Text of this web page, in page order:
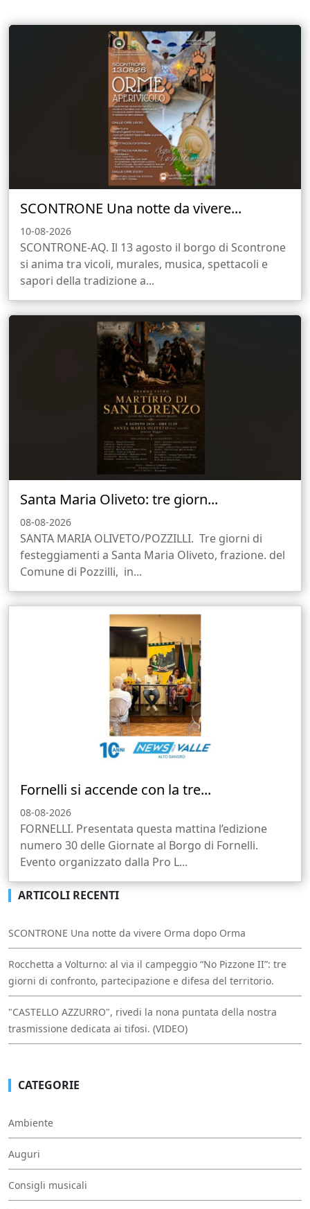
SCONTRONE Una notte da vivere...
10-08-2026
SCONTRONE-AQ. Il 13 agosto il borgo di Scontrone
si anima tra vicoli, murales, musica, spettacoli e
sapori della tradizione a...
Santa Maria Oliveto: tre giorn...
08-08-2026
SANTA MARIA OLIVETO/POZZILLI. Tre giorni di
festeggiamenti a Santa Maria Oliveto, frazione. del
Comune di Pozzilli, in...
Fornelli si accende con la tre...
08-08-2026
FORNELLI. Presentata questa mattina l’edizione
numero 30 delle Giornate al Borgo di Fornelli.
Evento organizzato dalla Pro L...
ARTICOLI RECENTI
SCONTRONE Una notte da vivere Orma dopo Orma
Rocchetta a Volturno: al via il campeggio “No Pizzone II”: tre
giorni di confronto, partecipazione e difesa del territorio.
"CASTELLO AZZURRO", rivedi la nona puntata della nostra
trasmissione dedicata ai tifosi. (VIDEO)
CATEGORIE
Ambiente
Auguri
Consigli musicali